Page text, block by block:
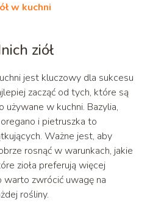
w kuchni
ziół
jest kluczowy dla sukcesu
zacząć od tych, które są
w kuchni. Bazylia,
i pietruszka to
Ważne jest, aby
rosnąć w warunkach, jakie
zioła preferują więcej
warto zwrócić uwagę na
rośliny.